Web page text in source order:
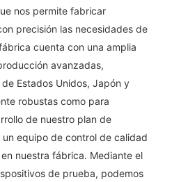
nos permite fabricar
precisión las necesidades de
cuenta con una amplia
avanzadas,
Estados Unidos, Japón y
robustas como para
de nuestro plan de
equipo de control de calidad
nuestra fábrica. Mediante el
de prueba, podemos